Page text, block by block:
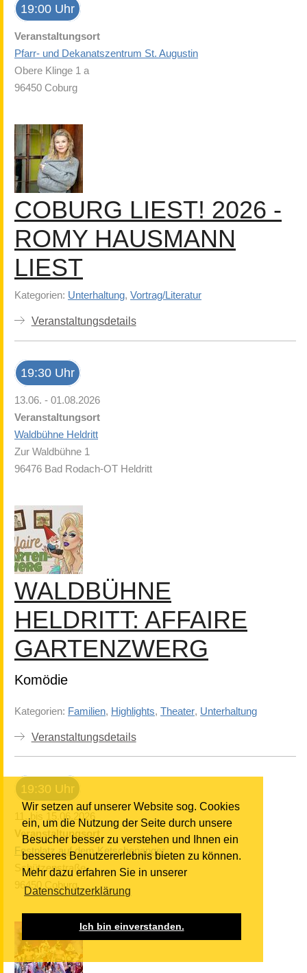
Wir setzen auf unserer Website sog. Cookies
ein, um die Nutzung der Seite durch unsere
Besucher besser zu verstehen und Ihnen ein
besseres Benutzererlebnis bieten zu können.
Mehr dazu erfahren Sie in unserer
Datenschutzerklärung
Ich bin einverstanden.
19:00 Uhr
Veranstaltungsort
Pfarr- und Dekanatszentrum St. Augustin
Obere Klinge 1 a
96450 Coburg
COBURG LIEST! 2026 -
ROMY HAUSMANN
LIEST
Kategorien: Unterhaltung, Vortrag/Literatur
Veranstaltungsdetails
19:30 Uhr
13.06. - 01.08.2026
Veranstaltungsort
Waldbühne Heldritt
Zur Waldbühne 1
96476 Bad Rodach-OT Heldritt
WALDBÜHNE
HELDRITT: AFFAIRE
GARTENZWERG
Komödie
Kategorien: Familien, Highlights, Theater, Unterhaltung
Veranstaltungsdetails
19:30 Uhr
11. bis 15.06.2026
Veranstaltungsort
Festplatz auf dem Ketschenanger
Schützenstraße
96450 Coburg